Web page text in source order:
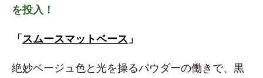
を投入！
「スムースマットベース 」
絶妙ベージュ色と光を操るパウダーの働きで、黒